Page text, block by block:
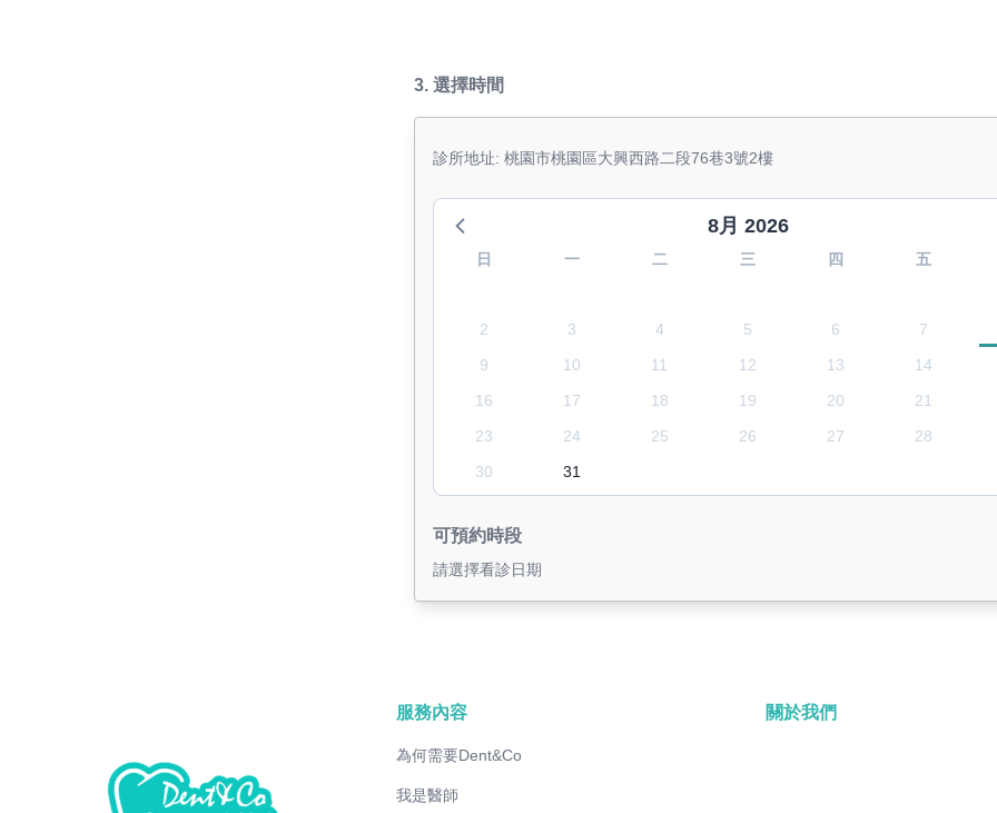
3. 選擇時間
診所地址: 桃園市桃園區大興西路二段76巷3號2樓
8月 2026
日 一 二 三 四 五
2 3 4 5 6
7
9
10 11 12 13
14
16
17 18 19 20
21
23
24 25 26 27
28
30
31
可預約時段
請選擇看診日期
服務內容
為何需要Dent&Co
我是醫師
關於我們